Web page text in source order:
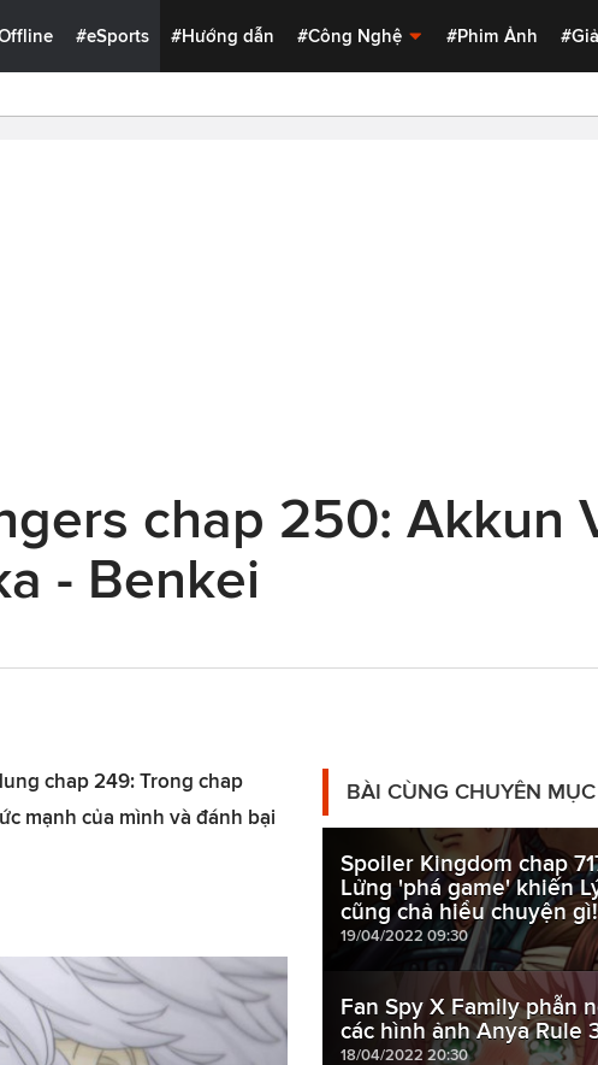
#eSports #Hướng dẫn #Công Nghệ #Phim Ảnh
chap 250: Akkun
- Benkei
chap 249: Trong chap
mạnh của mình và đánh bại
BÀI CÙNG CHUYÊN MỤC
Spoiler Kingdom chap
Lửng 'phá game' khiến
cũng chả hiểu chuyện gì!
19/04/2022 09:30
Fan Spy X Family phẫn
các hình ảnh Anya Rule
18/04/2022 20:30